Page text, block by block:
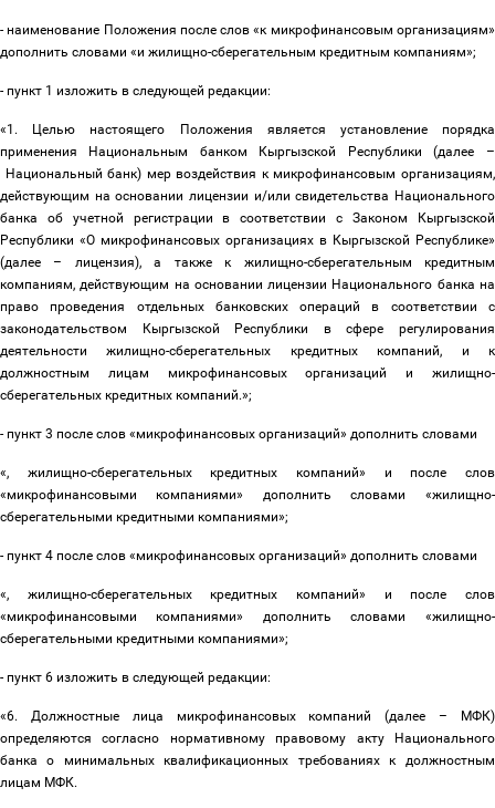
- наименование Положения после слов «к микрофинансовым организациям»
дополнить словами «и жилищно-сберегательным кредитным компаниям»;
- пункт 1 изложить в следующей редакции:
«1. Целью настоящего Положения является установление порядка
применения Национальным банком Кыргызской Республики (далее –
Национальный банк) мер воздействия к микрофинансовым организациям,
действующим на основании лицензии и/или свидетельства Национального
банка об учетной регистрации в соответствии с Законом Кыргызской
Республики «О микрофинансовых организациях в Кыргызской Республике»
(далее –
лицензия), а также к жилищно-сберегательным кредитным
компаниям, действующим на основании лицензии Национального банка на
право проведения отдельных банковских операций в соответствии с
законодательством Кыргызской Республики в сфере регулирования
деятельности жилищно-сберегательных кредитных компаний, и к
должностным лицам микрофинансовых организаций и жилищно-
сберегательных кредитных компаний.»;
- пункт 3 после слов «микрофинансовых организаций» дополнить словами
«, жилищно-сберегательных кредитных компаний» и после слов
«микрофинансовыми компаниями» дополнить словами «жилищно-
сберегательными кредитными компаниями»;
- пункт 4 после слов «микрофинансовых организаций» дополнить словами
«, жилищно-сберегательных кредитных компаний» и после слов
«микрофинансовыми компаниями» дополнить словами «жилищно-
сберегательными кредитными компаниями»;
- пункт 6 изложить в следующей редакции:
«6. Должностные лица микрофинансовых компаний (далее – МФК)
определяются согласно нормативному правовому акту Национального
банка о минимальных квалификационных требованиях к должностным
лицам МФК.